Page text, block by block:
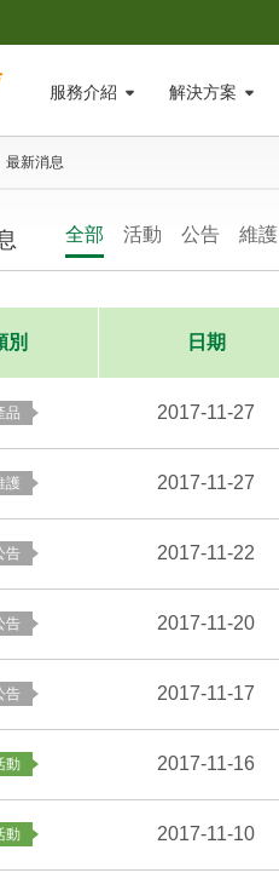
服務介紹 解決方案
最新消息
全部 活動 公告 維護
別 日期
2017-11-27
2017-11-27
2017-11-22
2017-11-20
2017-11-17
2017-11-16
2017-11-10